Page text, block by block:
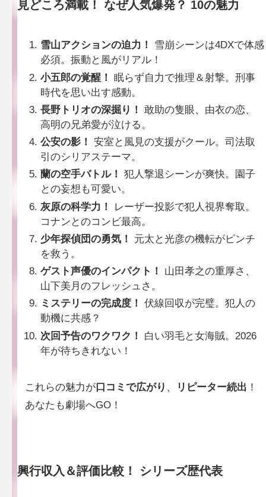
見どころ満載！ なぜ人気爆発？ 10の魅力
雪山アクションの迫力！
雪崩シーンは4DXで体感
必須。振動と風がリアル！
小五郎の覚醒！
眠らず自力で推理＆射撃。刑事
時代を思い出す感動。
長野トリオの深掘り！
敢助の隻眼、由衣の恋、
高明の兄弟愛が泣ける。
公安の影！
安室と風見の支援がクール。司法取
引のシリアステーマ。
蘭の空手バトル！
犯人撃退シーンが爽快。園子
との妄想も可愛い。
灰原の科学力！
レーザー投影で犯人視界奪取。
コナンとのコンビ最高。
少年探偵団の勇気！
元太と光彦の機転がピンチ
を救う。
ゲスト声優のインパクト！
山田孝之の重厚さ、
山下美月のフレッシュさ。
ミステリーの完成度！
伏線回収が完璧。犯人の
動機に共感？
次回予告のワクワク！
白い羽毛と女海賊。2026
年が待ちきれない！
これらの魅力が口コミで広がり 、 リピーター続出 ！
あなたも劇場へGO！
興行収入＆評価比較！ シリーズ歴代表